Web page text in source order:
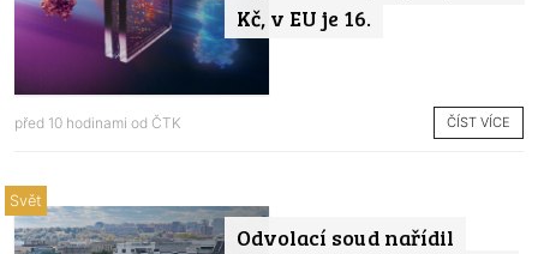
Kč, v EU je 16.
před 10 hodinami od ČTK ČÍST VÍCE
Odvolací soud nařídil
Svět